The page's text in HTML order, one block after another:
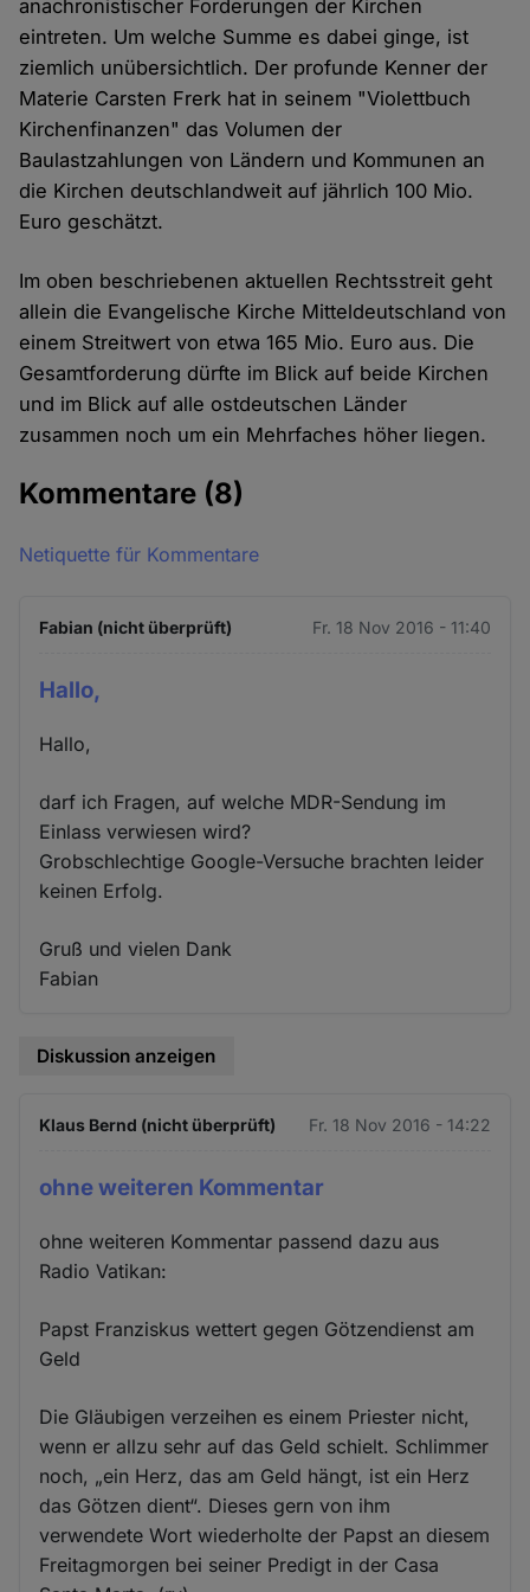
anachronistischer Forderungen der Kirchen
eintreten. Um welche Summe es dabei ginge, ist
ziemlich unübersichtlich. Der profunde Kenner der
Materie Carsten Frerk hat in seinem "Violettbuch
Kirchenfinanzen" das Volumen der
Baulastzahlungen von Ländern und Kommunen an
die Kirchen deutschlandweit auf jährlich 100 Mio.
Euro geschätzt.
Im oben beschriebenen aktuellen Rechtsstreit geht
allein die Evangelische Kirche Mitteldeutschland von
einem Streitwert von etwa 165 Mio. Euro aus. Die
Gesamtforderung dürfte im Blick auf beide Kirchen
und im Blick auf alle ostdeutschen Länder
zusammen noch um ein Mehrfaches höher liegen.
Kommentare (8)
Netiquette für Kommentare
Fabian (nicht überprüft) Fr. 18 Nov 2016 - 11:40
Hallo,
Hallo,
darf ich Fragen, auf welche MDR-Sendung im
Einlass verwiesen wird?
Grobschlechtige Google-Versuche brachten leider
keinen Erfolg.
Gruß und vielen Dank
Fabian
Diskussion anzeigen
Klaus Bernd (nicht überprüft) Fr. 18 Nov 2016 - 14:22
ohne weiteren Kommentar
ohne weiteren Kommentar passend dazu aus
Radio Vatikan:
Papst Franziskus wettert gegen Götzendienst am
Geld
Die Gläubigen verzeihen es einem Priester nicht,
wenn er allzu sehr auf das Geld schielt. Schlimmer
noch, „ein Herz, das am Geld hängt, ist ein Herz
das Götzen dient“. Dieses gern von ihm
verwendete Wort wiederholte der Papst an diesem
Freitagmorgen bei seiner Predigt in der Casa